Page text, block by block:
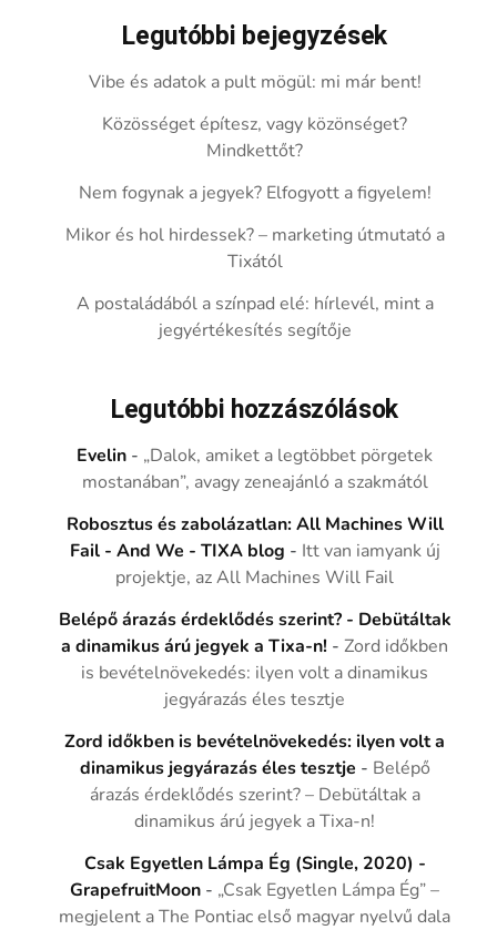
Legutóbbi bejegyzések
Vibe és adatok a pult mögül: mi már bent!
Közösséget építesz, vagy közönséget?
Mindkettőt?
Nem fogynak a jegyek? Elfogyott a figyelem!
Mikor és hol hirdessek? – marketing útmutató a
Tixától
A postaládából a színpad elé: hírlevél, mint a
jegyértékesítés segítője
Legutóbbi hozzászólások
Evelin - „Dalok, amiket a legtöbbet pörgetek
mostanában”, avagy zeneajánló a szakmától
Robosztus és zabolázatlan: All Machines Will
Fail - And We - TIXA blog - Itt van iamyank új
projektje, az All Machines Will Fail
Belépő árazás érdeklődés szerint? - Debütáltak
a dinamikus árú jegyek a Tixa-n! -Zord időkben
is bevételnövekedés: ilyen volt a dinamikus
jegyárazás éles tesztje
Zord időkben is bevételnövekedés: ilyen volt a
dinamikus jegyárazás éles tesztje - Belépő
árazás érdeklődés szerint? – Debütáltak a
dinamikus árú jegyek a Tixa-n!
Csak Egyetlen Lámpa Ég (Single, 2020) -
GrapefruitMoon - „Csak Egyetlen Lámpa Ég” –
megjelent a The Pontiac első magyar nyelvű dala